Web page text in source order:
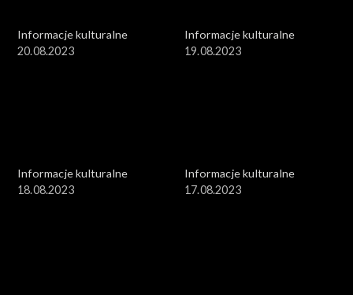
Informacje kulturalne
20.08.2023
Informacje kulturalne
19.08.2023
Informacje kulturalne
18.08.2023
Informacje kulturalne
17.08.2023